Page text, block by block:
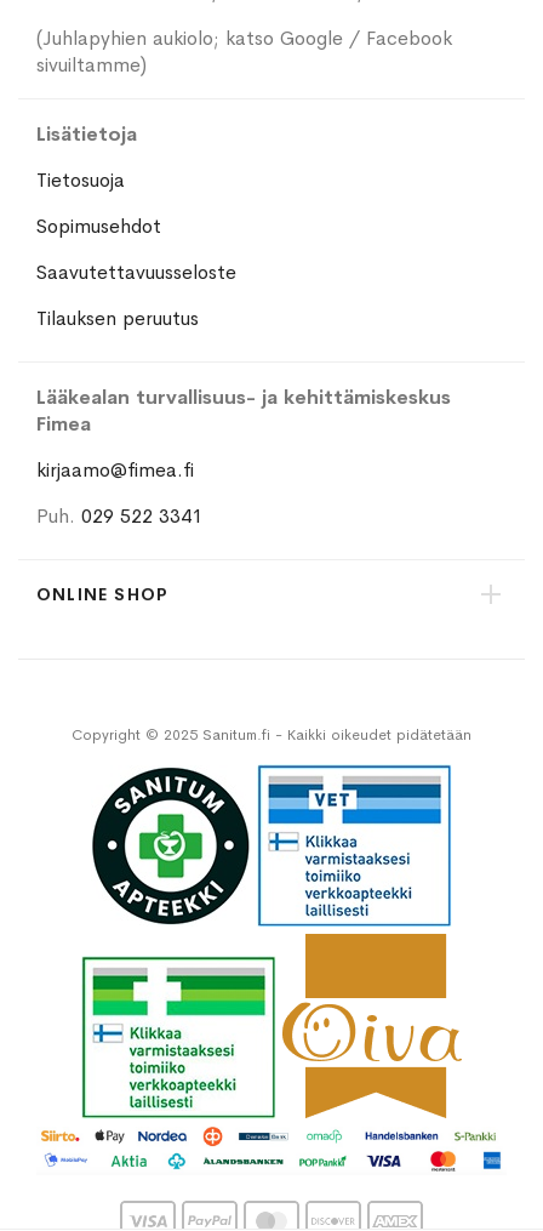
(Juhlapyhien aukiolo; katso Google / Facebook
sivuiltamme)
Lisätietoja
Tietosuoja
Sopimusehdot
Saavutettavuusseloste
Tilauksen peruutus
Lääkealan turvallisuus- ja kehittämiskeskus
Fimea
kirjaamo@fimea.fi
Puh. 029 522 3341
ONLINE SHOP
Copyright © 2025 Sanitum.fi - Kaikki oikeudet pidätetään